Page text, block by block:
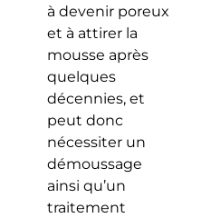
à devenir poreux
et à attirer la
mousse après
quelques
décennies, et
peut donc
nécessiter un
démoussage
ainsi qu’un
traitement